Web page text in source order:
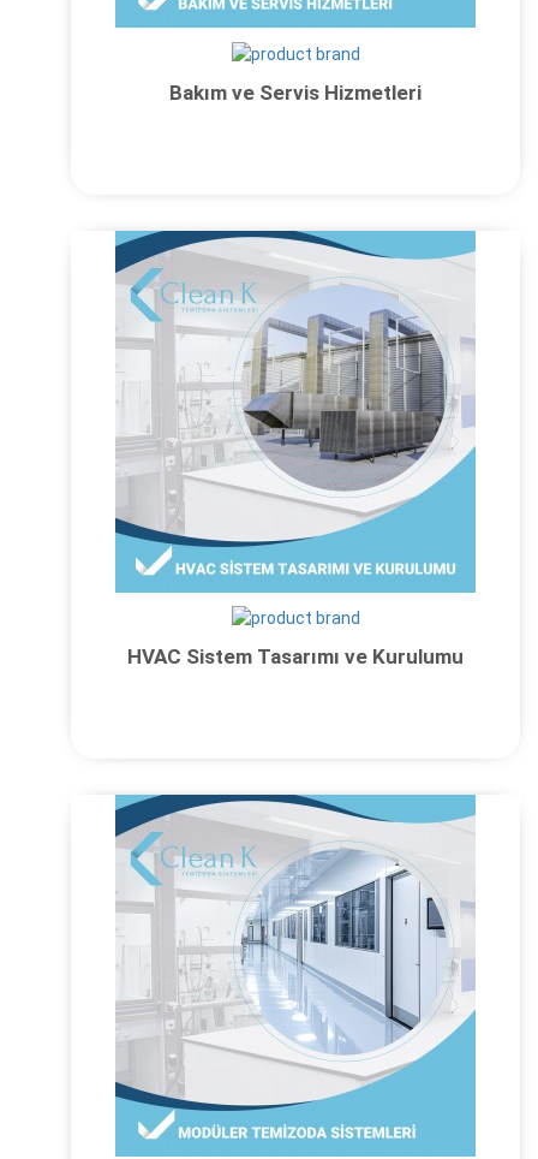
Bakım ve Servis Hizmetleri
HVAC Sistem Tasarımı ve Kurulumu